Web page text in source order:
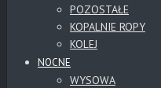
POZOSTAŁE
KOPALNIE ROPY
KOLEJ
NOCNE
WYSOWA